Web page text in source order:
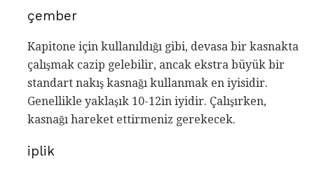
çember
Kapitone için kullanıldığı gibi, devasa bir kasnakta
çalışmak cazip gelebilir, ancak ekstra büyük bir
standart nakış kasnağı kullanmak en iyisidir.
Genellikle yaklaşık 10-12in iyidir. Çalışırken,
kasnağı hareket ettirmeniz gerekecek.
iplik